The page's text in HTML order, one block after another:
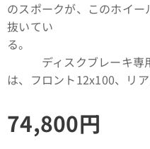
のスポークが、このホイ
抜いてい
ディスクブレーキ専用
は、フロント12x100、リ
74,800円